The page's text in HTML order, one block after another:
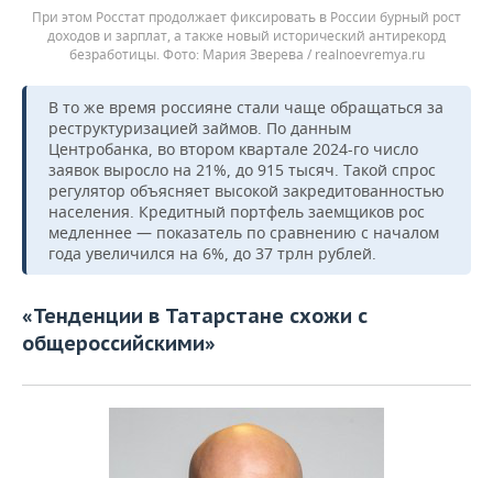
При этом Росстат продолжает фиксировать в России бурный рост
доходов и зарплат, а также новый исторический антирекорд
безработицы.
Мария Зверева / realnoevremya.ru
В то же время россияне стали чаще обращаться за
реструктуризацией займов. По данным
Центробанка, во втором квартале 2024-го число
заявок выросло на 21%, до 915 тысяч. Такой спрос
регулятор объясняет высокой закредитованностью
населения. Кредитный портфель заемщиков рос
медленнее — показатель по сравнению с началом
года увеличился на 6%, до 37 трлн рублей.
«Тенденции в Татарстане схожи с
общероссийскими»